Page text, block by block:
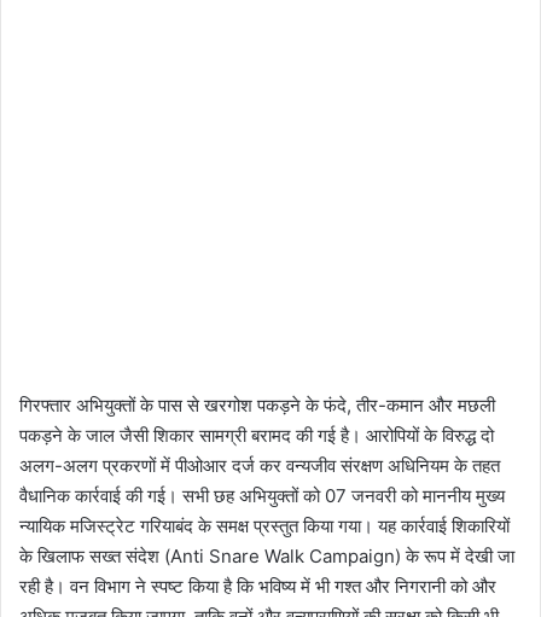
गिरफ्तार अभियुक्तों के पास से खरगोश पकड़ने के फंदे, तीर-कमान और मछली
पकड़ने के जाल जैसी शिकार सामग्री बरामद की गई है। आरोपियों के विरुद्ध दो
अलग-अलग प्रकरणों में पीओआर दर्ज कर वन्यजीव संरक्षण अधिनियम के तहत
वैधानिक कार्रवाई की गई। सभी छह अभियुक्तों को 07 जनवरी को माननीय मुख्य
न्यायिक मजिस्ट्रेट गरियाबंद के समक्ष प्रस्तुत किया गया। यह कार्रवाई शिकारियों
के खिलाफ सख्त संदेश (Anti Snare Walk Campaign)के रूप में देखी जा
रही है। वन विभाग ने स्पष्ट किया है कि भविष्य में भी गश्त और निगरानी को और